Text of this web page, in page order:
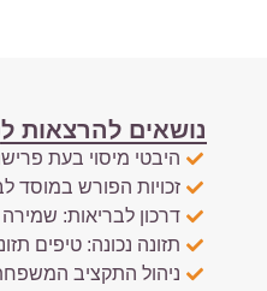
נושאים להרצאות
היבטי מיסוי בעת
זכויות הפורש במוסד
דרכון לבריאות:
תזונה נכונה: טיפים
ניהול התקציב